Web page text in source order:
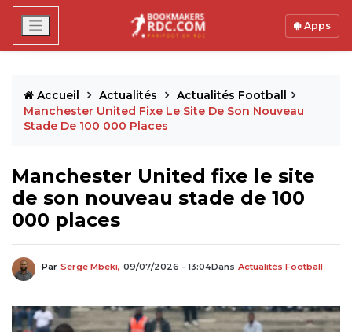
Apps
Accueil Actualités
Actualités Football
Manchester United Fixe Le Site De Son Nouveau
Stade De 100 000 Places
Manchester United fixe le site
de son nouveau stade de 100
000 places
Par Serge Mbeki, 09/07/2026 - 13:04Dans Actualités Football